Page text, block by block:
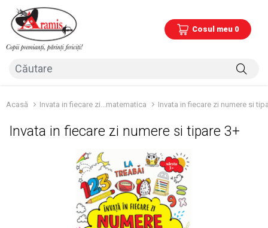
Cosul meu 0
Acasă Invata in fiecare zi...matematica Invata in fiecare zi numere si
Invata in fiecare zi numere si tipare 3+